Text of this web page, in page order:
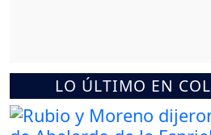
LO ÚLTIMO EN